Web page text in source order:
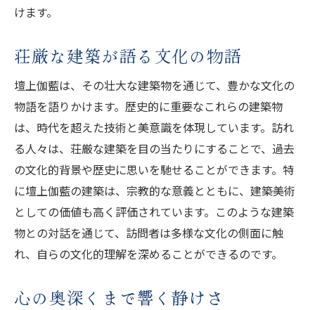
朝の光が照らす静寂の風景
自然との調和がもたらす心の平安
早朝に感じる静けさの深み
日の出とともに始まる新たな一日
自然のリズムに溶け込む静寂
心に残る早朝の特別な体験
心の奥に響く壇上伽藍の時を超えた静けさ
時空を越えた静かさの本質
心に響く静寂のメロディ
心を包む時を超えた安らぎ
けます。
荘厳な建築が語る文化の物語
壇上伽藍は、その壮大な建築物を通じて、豊かな文化の
物語を語りかけます。歴史的に重要なこれらの建築物
は、時代を超えた技術と美意識を体現しています。訪れ
る人々は、荘厳な建築を目の当たりにすることで、過去
の文化的背景や歴史に思いを馳せることができます。特
に壇上伽藍の建築は、宗教的な意義とともに、建築美術
としての価値も高く評価されています。このような建築
物との対話を通じて、訪問者は多様な文化の側面に触
れ、自らの文化的理解を深めることができるのです。
心の奥深くまで響く静けさ